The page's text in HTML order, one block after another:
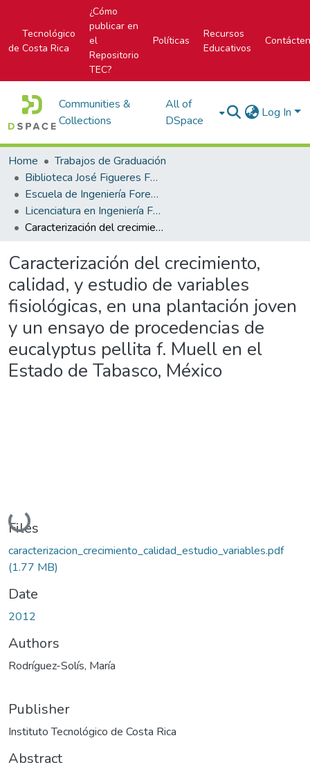
Tecnológico
de Costa Rica
¿Cómo
publicar en
el
Repositorio
TEC?
Políticas
Recursos
Educativos
Communities &
Collections
All of
DSpace
Log In
Home
Trabajos de Graduación
Biblioteca José Figueres Ferrer
Escuela de Ingeniería Forestal
Licenciatura en Ingeniería Forestal
Caracterización del crecimiento, calidad, y estudio de variables fisiológicas, en una plantación joven y un ensayo de procedencias de eucalyptus pellita f. Muell en el Estado de Tabasco, México
Caracterización del crecimiento,
calidad, y estudio de variables
fisiológicas, en una plantación joven
y un ensayo de procedencias de
eucalyptus pellita f. Muell en el
Estado de Tabasco, México
Loading...
Files
caracterizacion_crecimiento_calidad_estudio_variables.pdf
(1.77 MB)
Date
2012
Authors
Rodríguez-Solís, María
Publisher
Instituto Tecnológico de Costa Rica
Abstract